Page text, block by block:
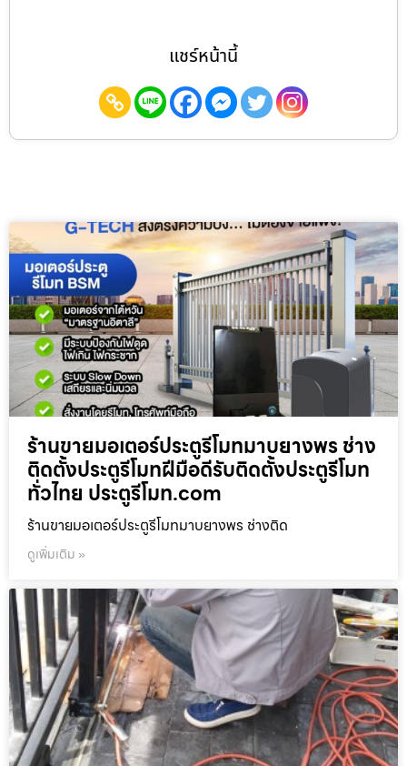
แชร์หน้านี้
ร้านขายมอเตอร์ประตูรีโมทมาบยางพร ช่าง
ติดตั้งประตูรีโมทฝีมือดีรับติดตั้งประตูรีโมท
ทั่วไทย ประตูรีโมท.com
ร้านขายมอเตอร์ประตูรีโมทมาบยางพร ช่างติด
ดูเพิ่มเติม »